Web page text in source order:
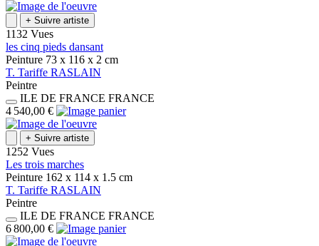
+ Suivre artiste
1132 Vues
les cinq pieds dansant
Peinture 73 x 116 x 2 cm
T. Tariffe RASLAIN
Peintre
ILE DE FRANCE FRANCE
4 540,00 €
+ Suivre artiste
1252 Vues
Les trois marches
Peinture 162 x 114 x 1.5 cm
T. Tariffe RASLAIN
Peintre
ILE DE FRANCE FRANCE
6 800,00 €